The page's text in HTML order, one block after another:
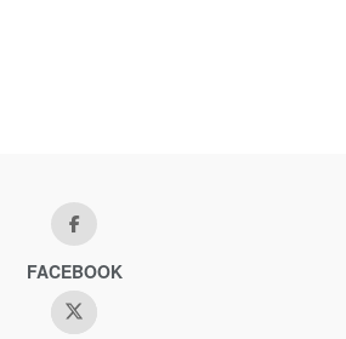
FACEBOOK